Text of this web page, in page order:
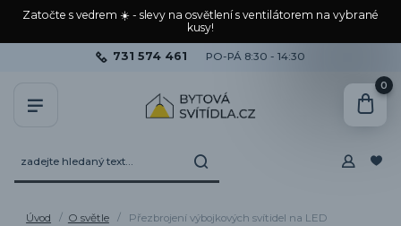
Zatočte s vedrem ☀️ - slevy na osvětlení s ventilátorem na vybrané
kusy!
731 574 461 PO-PÁ 8:30 - 14:30
0
Úvod O světle Přezbrojení výbojkových svítidel na LED